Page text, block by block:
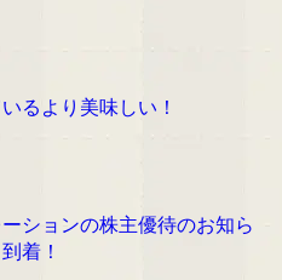
るより美味しい！
ションの株主優待のお知ら
着！